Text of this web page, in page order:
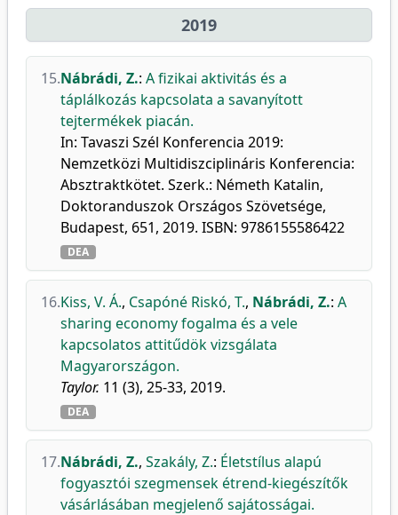
2019
15.Nábrádi, Z.: A fizikai aktivitás és a
táplálkozás kapcsolata a savanyított
tejtermékek piacán.
In: Tavaszi Szél Konferencia 2019:
Nemzetközi Multidiszciplináris Konferencia:
Absztraktkötet. Szerk.: Németh Katalin,
Doktoranduszok Országos Szövetsége,
Budapest, 651, 2019. ISBN: 9786155586422
DEA
16.Kiss, V. Á., Csapóné Riskó, T., Nábrádi, Z.: A
sharing economy fogalma és a vele
kapcsolatos attitűdök vizsgálata
Magyarországon.
Taylor. 11 (3), 25-33, 2019.
DEA
17.Nábrádi, Z., Szakály, Z.: Életstílus alapú
fogyasztói szegmensek étrend-kiegészítők
vásárlásában megjelenő sajátosságai.